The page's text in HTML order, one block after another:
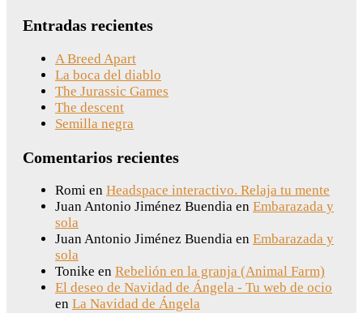
Entradas recientes
A Breed Apart
La boca del diablo
The Jurassic Games
The descent
Semilla negra
Comentarios recientes
Romi en Headspace interactivo. Relaja tu mente
Juan Antonio Jiménez Buendia en Embarazada y
sola
Juan Antonio Jiménez Buendia en Embarazada y
sola
Tonike en Rebelión en la granja (Animal Farm)
El deseo de Navidad de Ángela - Tu web de ocio
en La Navidad de Ángela